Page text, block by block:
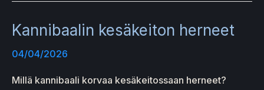
Kannibaalin kesäkeiton herneet
04/04/2026
Millä kannibaali korvaa kesäkeitossaan herneet?